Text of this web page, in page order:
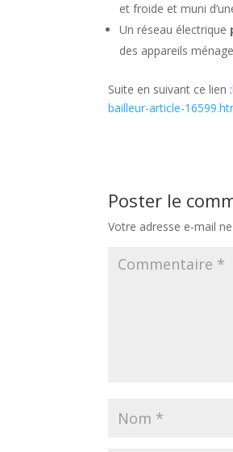
et froide et muni
Un réseau électrique
des appareils
Suite en suivant ce lien :
bailleur-article-
Poster le
Votre adresse e-mail